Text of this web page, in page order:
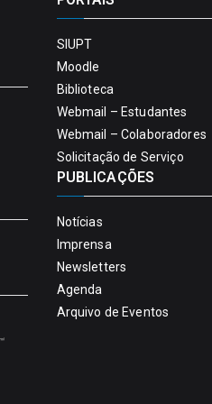
SIUPT
Moodle
Biblioteca
Webmail – Estudantes
Webmail – Colaboradores
Solicitação de Serviço
PUBLICAÇÕES
Notícias
Imprensa
Newsletters
Agenda
Arquivo de Eventos